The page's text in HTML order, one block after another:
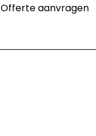
Offerte aanvragen